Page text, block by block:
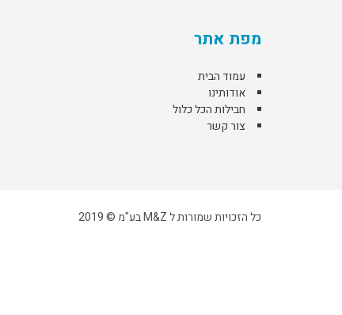
מפת אתר
עמוד הבית
אודותינו
חבילות הכל כלול
צור קשר
כל הזכויות שמורות ל M&Z בע"מ © 2019